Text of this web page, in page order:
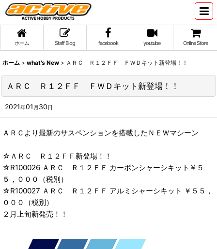
ホーム Staff Blog facebook youtube Online Store
ホーム > what's New > ＡＲＣ Ｒ１２ＦＦ ＦＷＤキット新登場！！
ＡＲＣ Ｒ１２ＦＦ ＦＷＤキット新登場！！
2021年01 月 30日
ＡＲＣより最新のサスペンションを搭載したＮＥＷマシーン
☆ＡＲＣ Ｒ１２ＦＦ新登場！！
☆R100026 ＡＲＣ Ｒ１２ＦＦ カーボンシャーシキット￥５
５，０００（税別）
☆R100027 ＡＲＣ Ｒ１２ＦＦ アルミシャーシキット ￥５５，
０００（税別）
２月上旬新発売！！